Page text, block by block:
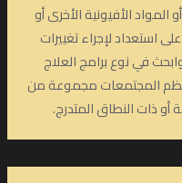
الأفيونية الأخرى أو
استعداد لإجراء تغييرات
في نوع برامج العلاج
المجتمعات مجموعة من
أو ذات النطاق المتدرج.